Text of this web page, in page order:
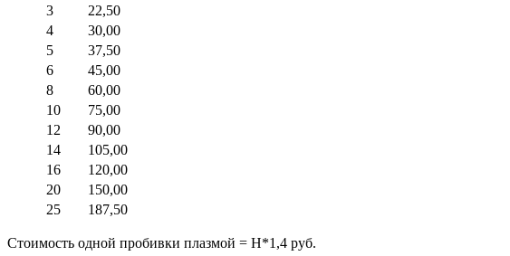
3
22,50
4
30,00
5
37,50
6
45,00
8
60,00
10
75,00
12
90,00
14
105,00
16
120,00
20
150,00
25
187,50
Стоимость одной пробивки плазмой = H*1,4 руб.